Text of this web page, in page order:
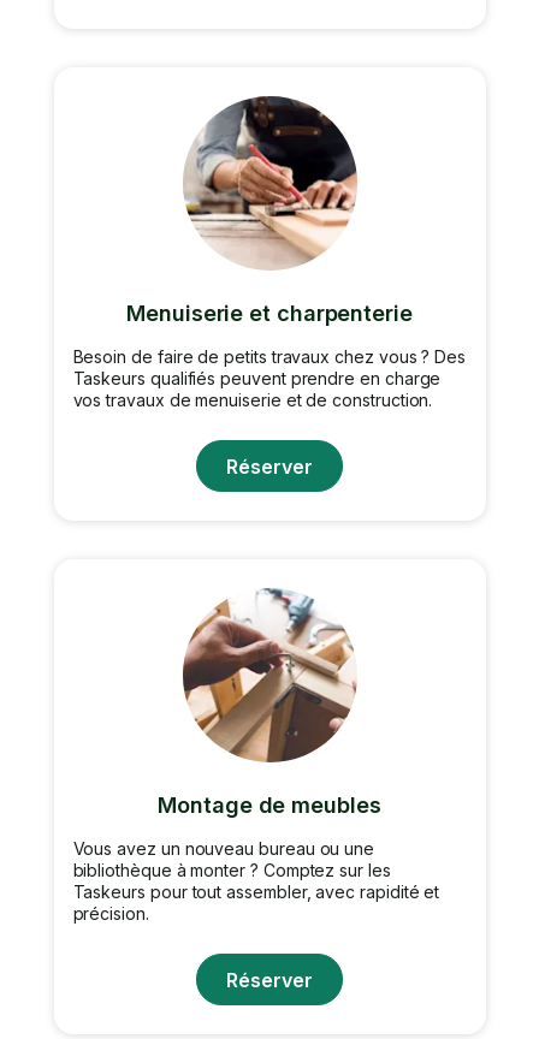
Menuiserie et charpenterie
Besoin de faire de petits travaux chez vous ? Des
Taskeurs qualifiés peuvent prendre en charge
vos travaux de menuiserie et de construction.
Réserver
Montage de meubles
Vous avez un nouveau bureau ou une
bibliothèque à monter ? Comptez sur les
Taskeurs pour tout assembler, avec rapidité et
précision.
Réserver